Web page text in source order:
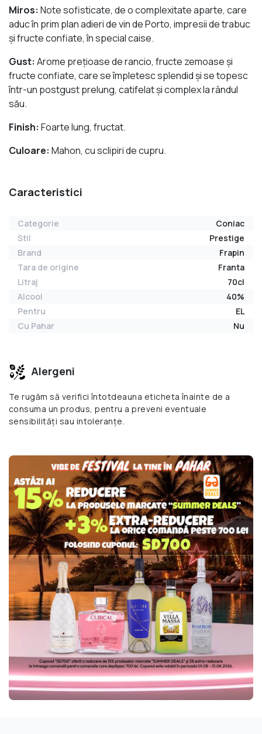
Miros: Note sofisticate, de o complexitate aparte, care
aduc în prim plan adieri de vin de Porto, impresii de trabuc
şi fructe confiate, în special caise.
Gust: Arome preţioase de rancio, fructe zemoase şi
fructe confiate, care se împletesc splendid şi se topesc
într-un postgust prelung, catifelat şi complex la rândul
său.
Finish: Foarte lung, fructat.
Culoare: Mahon, cu sclipiri de cupru.
Caracteristici
Categorie
Coniac
Stil
Prestige
Brand
Frapin
Tara de origine
Franta
Litraj
70cl
Alcool
40%
Pentru
EL
Cu Pahar
Nu
Alergeni
Te rugăm să verifici întotdeauna eticheta înainte de a
consuma un produs, pentru a preveni eventuale
sensibilități sau intoleranțe.